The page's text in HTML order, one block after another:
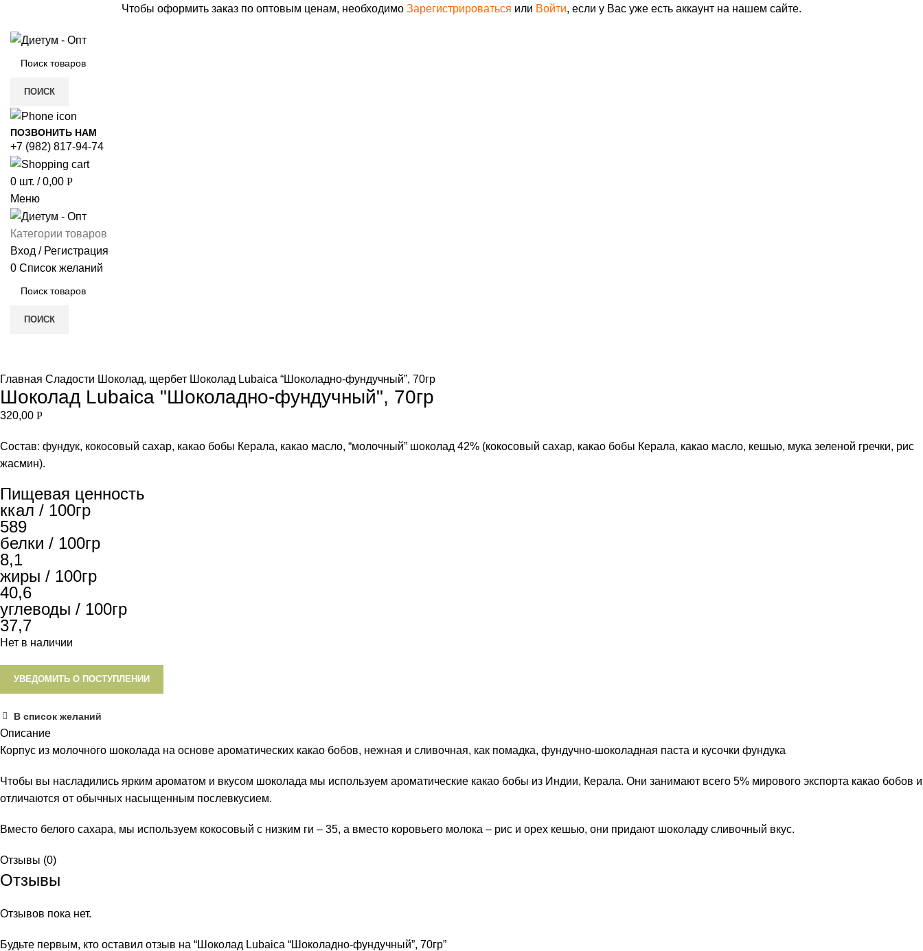
Чтобы оформить заказ по оптовым ценам, необходимо Зарегистрироваться или Войти, если у Вас уже есть аккаунт на нашем сайте.
ПОИСК
ПОЗВОНИТЬ НАМ
+7 (982) 817-94-74
0 шт. / 0,00 Р
Меню
Категории товаров
Вход / Регистрация
0 Список желаний
ПОИСК
Главная Сладости Шоколад, щербет Шоколад Lubaica “Шоколадно-фундучный”, 70гр
Шоколад Lubaica "Шоколадно-фундучный", 70гр
320,00 Р
Состав: фундук, кокосовый сахар, какао бобы Керала, какао масло, “молочный” шоколад 42% (кокосовый сахар, какао бобы Керала, какао масло, кешью, мука зеленой гречки, рис
жасмин).
Пищевая ценность
ккал / 100гр
589
белки / 100гр
8,1
жиры / 100гр
40,6
углеводы / 100гр
37,7
Нет в наличии
УВЕДОМИТЬ О ПОСТУПЛЕНИИ
В список желаний
Описание
Корпус из молочного шоколада на основе ароматических какао бобов, нежная и сливочная, как помадка, фундучно-шоколадная паста и кусочки фундука
Чтобы вы насладились ярким ароматом и вкусом шоколада мы используем ароматические какао бобы из Индии, Керала. Они занимают всего 5% мирового экспорта какао бобов и
отличаются от обычных насыщенным послевкусием.
Вместо белого сахара, мы используем кокосовый с низким ги – 35, а вместо коровьего молока – рис и орех кешью, они придают шоколаду сливочный вкус.
Отзывы (0)
Отзывы
Отзывов пока нет.
Будьте первым, кто оставил отзыв на “Шоколад Lubaica “Шоколадно-фундучный”, 70гр”